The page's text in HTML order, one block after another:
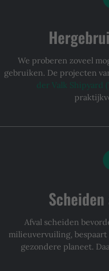
We proberen zoveel
gebruiken. De projecten
der Valk Shipyard
Afval scheiden
milieuvervuiling, bespaart
gezondere planeet.